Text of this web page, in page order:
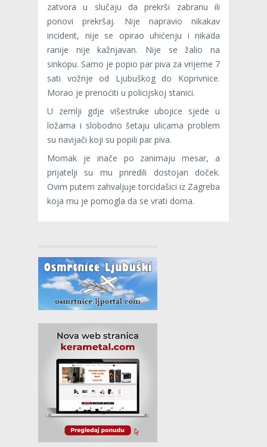
zatvora u slučaju da prekrši zabranu ili
ponovi prekršaj. Nije napravio nikakav
incident, nije se opirao uhićenju i nikada
ranije nije kažnjavan. Nije se žalio na
sinkopu. Samo je popio par piva za vrijeme 7
sati vožnje od Ljubuškog do Koprivnice.
Morao je prenoćiti u policijskoj stanici.
U zemlji gdje višestruke ubojice sjede u
ložama i slobodno šetaju ulicama problem
su navijači koji su popili par piva.
Momak je inače po zanimaju mesar, a
prijatelji su mu priredili dostojan doček.
Ovim putem zahvaljuje torcidašici iz Zagreba
koja mu je pomogla da se vrati doma.